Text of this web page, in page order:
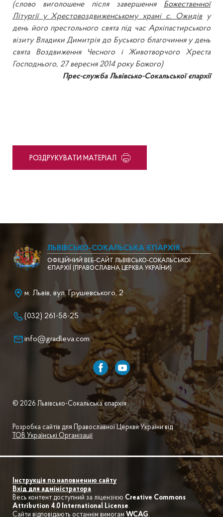
(слово виголошене після завершення Божественної
Літургії у Хрестовоздвиженському храмі с. Ожидіву
день його престольного свята під час Архіпастирського
візиту Владики Димитрія до Буського благочиння у день
свята Воздвиження Чесного і Животворчого Хреста
Господнього, 27 вересня 2014 року Божого)
Прес-служба Львівсько-Сокальської єпархії
PОЗДРУКУВАТИ МАТЕРІАЛ
ЛЬВІВСЬКО-СОКАЛЬСЬКА ЄПАРХІЯ
ОФІЦІЙНИЙ ВЕБ-САЙТ ЛЬВІВСЬКО-СОКАЛЬСЬКОЇ
ЄПАРХІЇ (ПРАВОСЛАВНА ЦЕРКВА УКРАЇНИ)
м. Львів, вул. Грушевського, 2
(032) 261-58-25
info@gradleva.com
© 2026 Львівсько-Сокальська єпархія .
Розробка сайтів для Православної Церкви України від
ТОВ Українські Організації
Інструкція по наповненню сайту
Вхід для адміністратора
Весь контент доступний за ліцензією Creative Commons
Attribution 4.0 International License.
Сайти відповідають останнім вимогам WCAG.